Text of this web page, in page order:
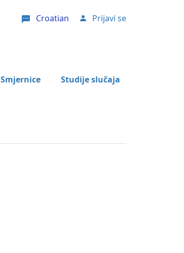
Croatian User account menu
Prijavi se
Smjernice Studije slučaja